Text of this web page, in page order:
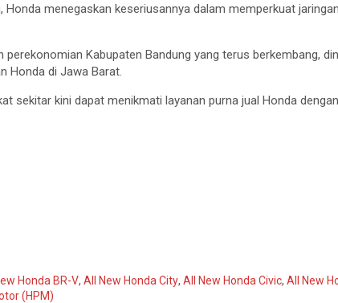
Honda menegaskan keseriusannya dalam memperkuat
Kabupaten Bandung yang terus berkembang,
Honda di Jawa Barat.
sekitar kini dapat menikmati layanan purna jual Honda
Honda BR-V, All New Honda City, All New Honda Civic, All New
(HPM)